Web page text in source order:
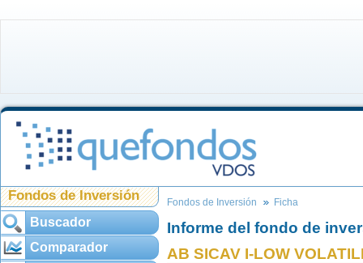
Fondos de Inversión
Buscador
Comparador
Fondos de Inversión Ficha
Informe del fondo de
AB SICAV I-LOW